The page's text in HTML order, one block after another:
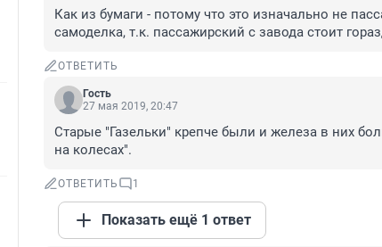
Как из бумаги - потому что это изначально не
самоделка, т.к. пассажирский с завода стоит
ОТВЕТИТЬ
Гость
27 мая 2019, 20:47
Старые "Газельки" крепче были и железа в них
на колесах".
ОТВЕТИТЬ 1
Показать ещё 1 ответ